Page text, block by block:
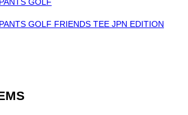
GOLF FRIENDS TEE JPN EDITION